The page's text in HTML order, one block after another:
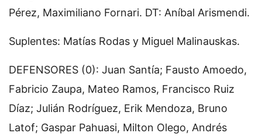
Pérez, Maximiliano Fornari. DT: Aníbal Arismendi.
Suplentes: Matías Rodas y Miguel Malinauskas.
DEFENSORES (0): Juan Santía; Fausto Amoedo,
Fabricio Zaupa, Mateo Ramos, Francisco Ruiz
Díaz; Julián Rodríguez, Erik Mendoza, Bruno
Latof; Gaspar Pahuasi, Milton Olego, Andrés